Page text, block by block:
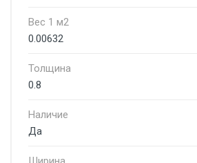
Вес 1 м2
0.00632
Толщина
0.8
Наличие
Да